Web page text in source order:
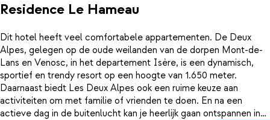
Residence Le Hameau
Dit hotel heeft veel comfortabele appartementen. De Deux
Alpes, gelegen op de oude weilanden van de dorpen Mont-de-
Lans en Venosc, in het departement Isère, is een dynamisch,
sportief en trendy resort op een hoogte van 1.650 meter.
Daarnaast biedt Les Deux Alpes ook een ruime keuze aan
activiteiten om met familie of vrienden te doen. En na een
actieve dag in de buitenlucht kan je heerlijk gaan ontspannen in